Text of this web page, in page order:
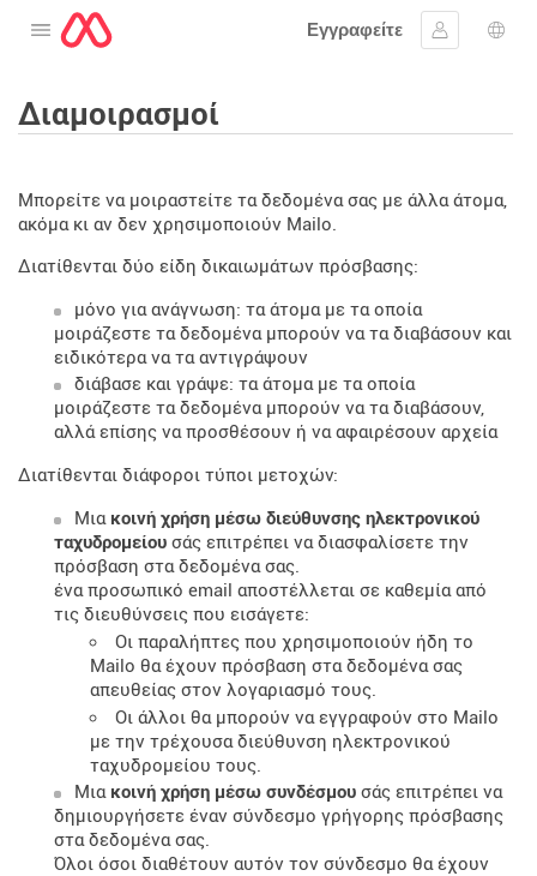
Ανοίξτε το μενού
Εγγραφείτε
Συνδεθείτε
Διαμοιρασμοί
Μπορείτε να μοιραστείτε τα δεδομένα σας με άλλα άτομα,
ακόμα κι αν δεν χρησιμοποιούν Mailo.
Διατίθενται δύο είδη δικαιωμάτων πρόσβασης:
μόνο για ανάγνωση: τα άτομα με τα οποία
μοιράζεστε τα δεδομένα μπορούν να τα διαβάσουν και
ειδικότερα να τα αντιγράψουν
διάβασε και γράψε: τα άτομα με τα οποία
μοιράζεστε τα δεδομένα μπορούν να τα διαβάσουν,
αλλά επίσης να προσθέσουν ή να αφαιρέσουν αρχεία
Διατίθενται διάφοροι τύποι μετοχών:
Μια κοινή χρήση μέσω διεύθυνσης ηλεκτρονικού
ταχυδρομείου σάς επιτρέπει να διασφαλίσετε την
πρόσβαση στα δεδομένα σας.
ένα προσωπικό email αποστέλλεται σε καθεμία από
τις διευθύνσεις που εισάγετε:
Οι παραλήπτες που χρησιμοποιούν ήδη το
Mailo θα έχουν πρόσβαση στα δεδομένα σας
απευθείας στον λογαριασμό τους.
Οι άλλοι θα μπορούν να εγγραφούν στο Mailo
με την τρέχουσα διεύθυνση ηλεκτρονικού
ταχυδρομείου τους.
Μια κοινή χρήση μέσω συνδέσμου σάς επιτρέπει να
δημιουργήσετε έναν σύνδεσμο γρήγορης πρόσβασης
στα δεδομένα σας.
Όλοι όσοι διαθέτουν αυτόν τον σύνδεσμο θα έχουν